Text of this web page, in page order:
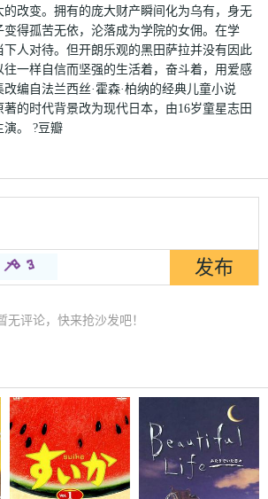
的改变。拥有的庞大财产瞬间化为乌有，身无
得孤苦无依，沦落成为学院的女佣。在学
人对待。但开朗乐观的黑田萨拉并没有因此
一样自信而坚强的生活着，奋斗着，用爱感
自法兰西丝·霍森·柏纳的经典儿童小说
著的时代背景改为现代日本，由16岁童星志田
演。 ?豆瓣
无评论，快来抢沙发吧！